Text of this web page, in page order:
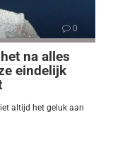
0
na alles
eindelijk
altijd het geluk aan